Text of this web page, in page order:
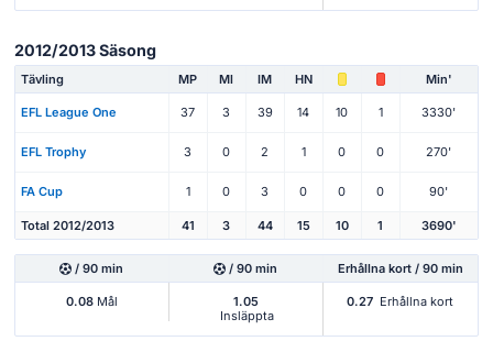
2012/2013 Säsong
Tävling MP Ml IM HN Min'
EFL League One 37 3 39 14 10 1 3330'
EFL Trophy 3 0 2 1 0 0 270'
FA Cup 1 0 3 0 0 0 90'
Total 2012/2013 41 3 44 15 10 1 3690'
/ 90 min / 90 min Erhållna kort / 90 min
0.08Mål
1.05
Insläppta
0.27 Erhållna kort